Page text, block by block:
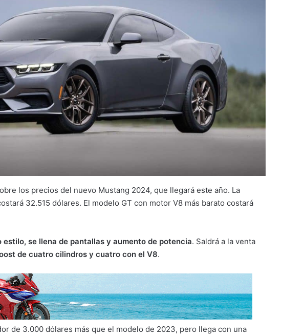
los precios del nuevo Mustang 2024, que llegará este año. La
32.515 dólares. El modelo GT con motor V8 más barato costará
estilo, se llena de pantallas y aumento de potencia. Saldrá a la venta
de cuatro cilindros y cuatro con el V8.
de 3.000 dólares más que el modelo de 2023, pero llega con una